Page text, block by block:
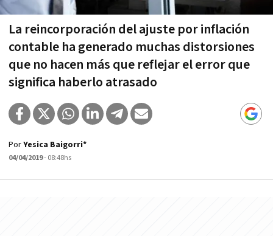
La reincorporación del ajuste por inflación
contable ha generado muchas distorsiones
que no hacen más que reflejar el error que
significa haberlo atrasado
PorYesica Baigorri*
04/04/2019- 08:48hs